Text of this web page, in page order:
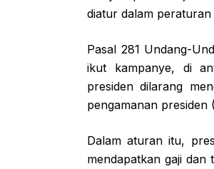
diatur dalam
Pasal 281 Undang-
ikut kampanye, di
presiden dilarang
pengamanan presiden
Dalam aturan itu,
mendapatkan gaji